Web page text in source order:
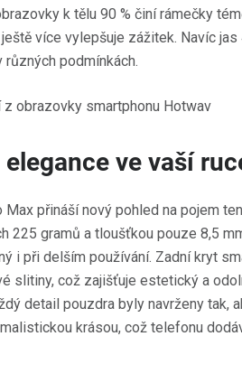
k tělu 90 % činí rámečky
více vylepšuje zážitek. Navíc
podmínkách.
ve vaší
Max přináší nový pohled na pojem
225 gramů a tloušťkou pouze 8,5
i při delším používání. Zadní kryt
slitiny, což zajišťuje estetický a
detail pouzdra byly navrženy tak,
krásou, což telefonu